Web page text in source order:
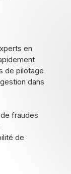
en
de pilotage
dans
fraudes
de